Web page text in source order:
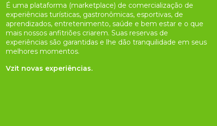
É uma plataforma (marketplace) de comercialização de
experiências turísticas, gastronômicas, esportivas, de
aprendizados, entretenimento, saúde e bem estar e o que
mais nossos anfitriões criarem. Suas reservas de
experiências são garantidas e lhe dão tranquilidade em seus
melhores momentos.
Vzit novas experiências.